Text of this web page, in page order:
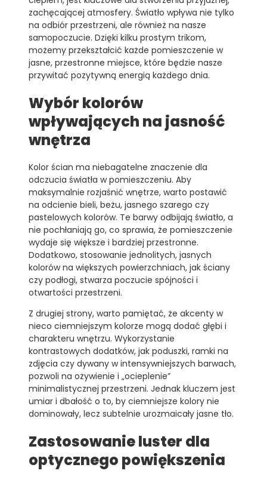
zachęcającej atmosfery. Światło wpływa nie tylko
na odbiór przestrzeni, ale również na nasze
samopoczucie. Dzięki kilku prostym trikom,
możemy przekształcić każde pomieszczenie w
jasne, przestronne miejsce, które będzie nasze
przywitać pozytywną energią każdego dnia.
Wybór kolorów
wpływających na jasność
wnętrza
Kolor ścian ma niebagatelne znaczenie dla
odczucia światła w pomieszczeniu. Aby
maksymalnie rozjaśnić wnętrze, warto postawić
na odcienie bieli, beżu, jasnego szarego czy
pastelowych kolorów. Te barwy odbijają światło, a
nie pochłaniają go, co sprawia, że pomieszczenie
wydaje się większe i bardziej przestronne.
Dodatkowo, stosowanie jednolitych, jasnych
kolorów na większych powierzchniach, jak ściany
czy podłogi, stwarza poczucie spójności i
otwartości przestrzeni.
Z drugiej strony, warto pamiętać, że akcenty w
nieco ciemniejszym kolorze mogą dodać głębi i
charakteru wnętrzu. Wykorzystanie
kontrastowych dodatków, jak poduszki, ramki na
zdjęcia czy dywany w intensywniejszych barwach,
pozwoli na ożywienie i „ocieplenie”
minimalistycznej przestrzeni. Jednak kluczem jest
umiar i dbałość o to, by ciemniejsze kolory nie
dominowały, lecz subtelnie urozmaicały jasne tło.
Zastosowanie luster dla
optycznego powiększenia